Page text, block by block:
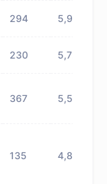
294 5,937,475
230 5,722,597
367 5,511,163
135 4,842,853